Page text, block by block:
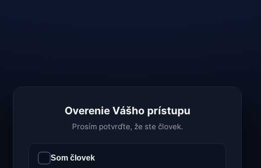
Overenie Vášho prístupu
Prosím potvrďte, že ste človek.
Som človek